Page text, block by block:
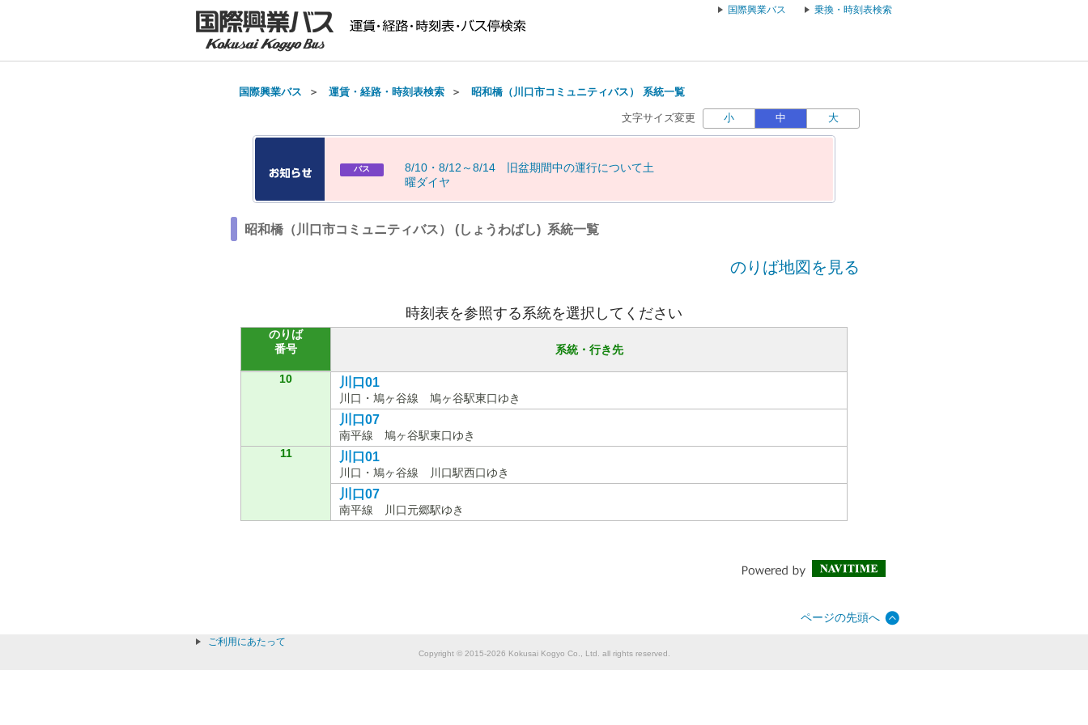
国際興業バス 乗換・時刻表検索
国際興業バス ＞ 運賃・経路・時刻表検索 ＞ 昭和橋（川口市コミュニティバス） 系統一覧
文字サイズ変更 小 中 大
バス 8/10 ・ 8/1 2 ～8/14 旧盆期間中の運行について土
曜ダイヤ
昭和橋（川口市コミュニティバス） (しょうわばし) 系統一覧
のりば地図を見る
時刻表を参照する系統を選択してください
のりば
番号
系統・行き先
10 川口01
川口・鳩ヶ谷線 鳩ヶ谷駅東口ゆき
川口07
南平線 鳩ヶ谷駅東口ゆき
11
川口01
川口・鳩ヶ谷線 川口駅西口ゆき
川口07
南平線 川口元郷駅ゆき
ページの先頭へ
ご利用にあたって
Copyright © 2015-2026 Kokusai Kogyo Co., Ltd. all rights reserved.